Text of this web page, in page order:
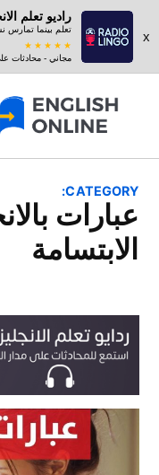
x
راديو تعلم
تعلم بينما تمارس
مجاني - محادثات
CATEGORY:
عبارات
الابتسامة